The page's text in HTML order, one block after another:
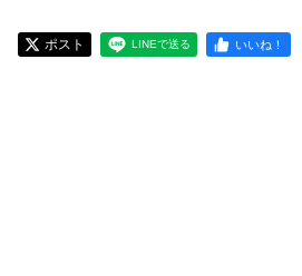
ポスト LINEで送る いいね！